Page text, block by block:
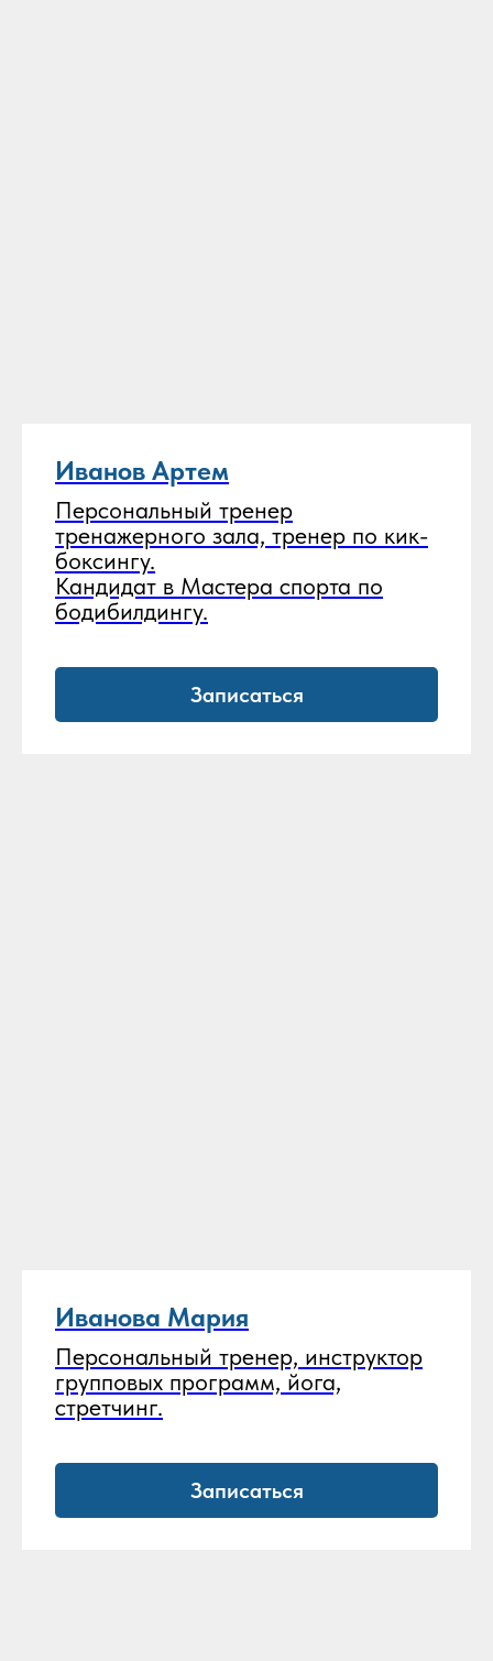
Иванов Артем
Персональный тренер
тренажерного зала, тренер по кик-
боксингу.
Кандидат в Мастера спорта по
бодибилдингу.
Записаться
Иванова Мария
Персональный тренер, инструктор
групповых программ, йога,
стретчинг.
Записаться